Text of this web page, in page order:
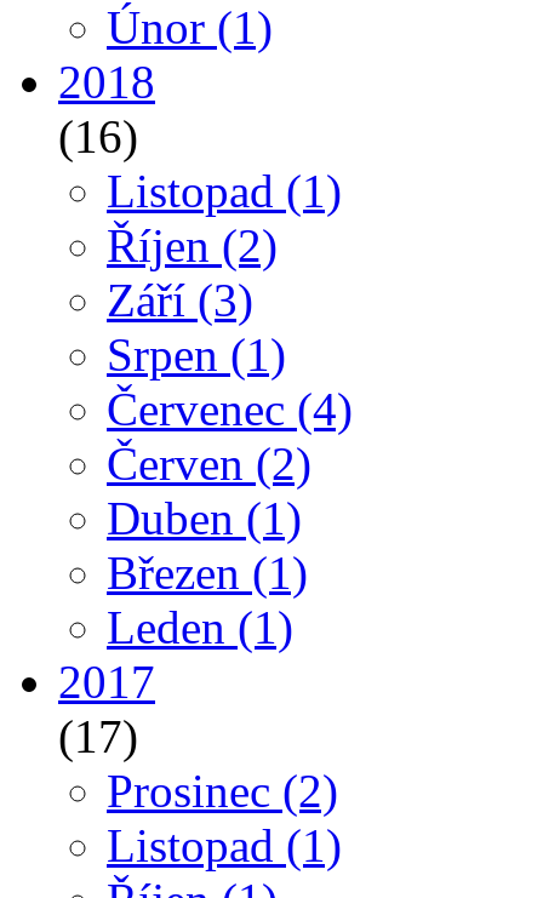
Únor (1)
2018
(16)
Listopad (1)
Říjen (2)
Září (3)
Srpen (1)
Červenec (4)
Červen (2)
Duben (1)
Březen (1)
Leden (1)
2017
(17)
Prosinec (2)
Listopad (1)